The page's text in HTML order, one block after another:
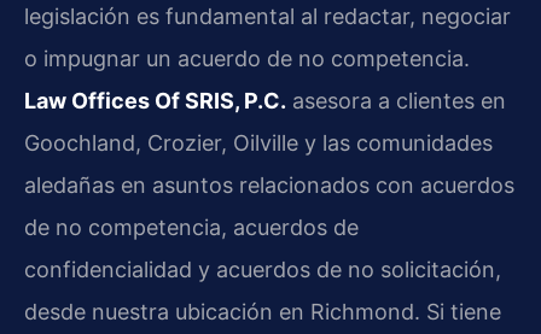
legislación es fundamental al redactar, negociar
o impugnar un acuerdo de no competencia.
Law Offices Of SRIS, P.C. asesora a clientes en
Goochland, Crozier, Oilville y las comunidades
aledañas en asuntos relacionados con acuerdos
de no competencia, acuerdos de
confidencialidad y acuerdos de no solicitación,
desde nuestra ubicación en Richmond. Si tiene